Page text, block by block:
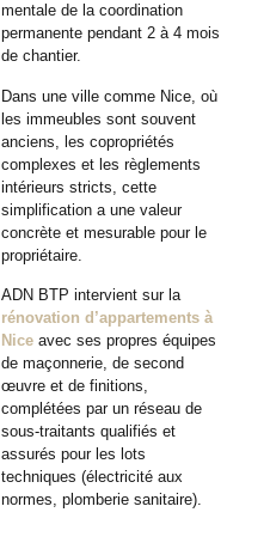
mentale de la coordination
permanente pendant 2 à 4 mois
de chantier.
Dans une ville comme Nice, où
les immeubles sont souvent
anciens, les copropriétés
complexes et les règlements
intérieurs stricts, cette
simplification a une valeur
concrète et mesurable pour le
propriétaire.
ADN BTP intervient sur la
rénovation d’appartements à
Nice avec ses propres équipes
de maçonnerie, de second
œuvre et de finitions,
complétées par un réseau de
sous-traitants qualifiés et
assurés pour les lots
techniques (électricité aux
normes, plomberie sanitaire).